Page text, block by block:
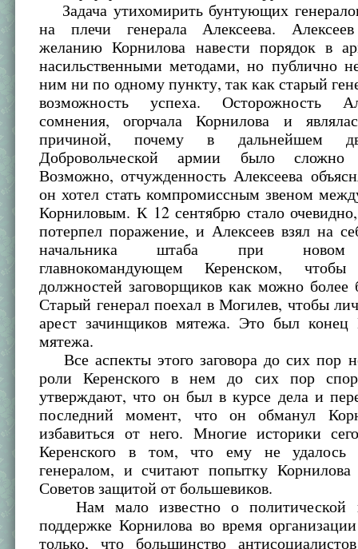
Задача утихомирить бунтующих
на плечи генерала Алексеева. Алексеев
желанию Корнилова навести порядок в
насильственными методами, но публично
ним ни по одному пункту, так как старый
возможность успеха. Осторожность
сомнения, огорчала Корнилова и
причиной, почему в дальнейшем
Добровольческой армии было сложно
Возможно, отчужденность Алексеева
он хотел стать компромиссным звеном
Корниловым. К 12 сентябрю стало
потерпел поражение, и Алексеев взял на
начальника штаба при новом
главнокомандующем Керенском,
должностей заговорщиков как можно более
Старый генерал поехал в Могилев, чтобы
арест зачинщиков мятежа. Это был конец
мятежа.
Все аспекты этого заговора до сих пор
роли Керенского в нем до сих пор
утверждают, что он был в курсе дела и
последний момент, что он обманул
избавиться от него. Многие историки
Керенского в том, что ему не удалось
генералом, и считают попытку Корнилова
Советов защитой от большевиков.
Нам мало известно о политической
поддержке Корнилова во время
только, что большинство